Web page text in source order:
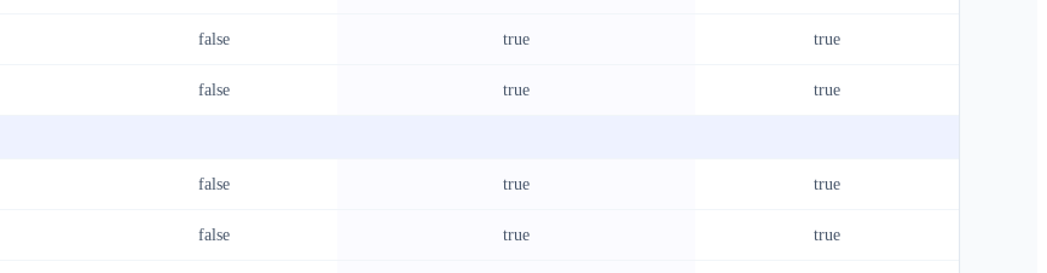
false true true
false true true
false true true
false true true